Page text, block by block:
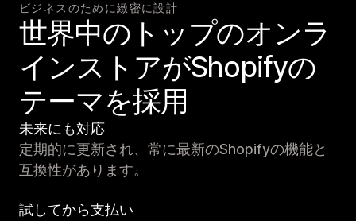
ビジネスのために緻密に設計
世界中のトップのオンラ
インストアがShopifyの
テーマを採用
未来にも対応
定期的に更新され、常に最新のShopifyの機能と
互換性があります。
試してから支払い